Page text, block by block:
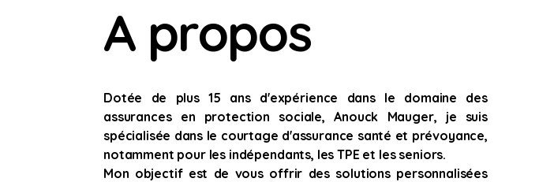
A propos
Dotée de plus 15 ans d'expérience dans le domaine des
assurances en protection sociale, Anouck Mauger, je suis
spécialisée dans le courtage d'assurance santé et prévoyance,
notamment pour les indépendants, les TPE et les seniors.
Mon objectif est de vous offrir des solutions personnalisées